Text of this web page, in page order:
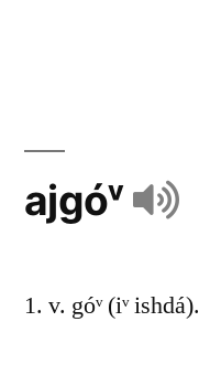
ajgóᵛ
1. v. góᵛ (iᵛ ishdá).